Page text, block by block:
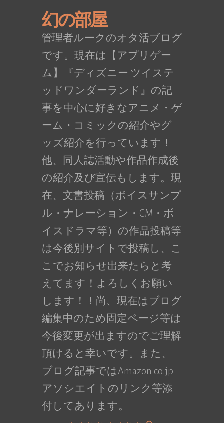
幻の部屋
管理者ルークのオタ活ブログ
です。現在は【アプリゲー
ム】『ディズニー ツイステ
ッドワンダーランド』の記
事を中心に好きなアニメ・ゲ
ーム・コミックの紹介やグ
ッズ紹介を行っています！
他、同人誌活動や作品作成後
の紹介及び宣伝もします。現
在、文書投稿（ボイスサンプ
ル・ナレーション・CM・ボ
イスドラマ等）の作品投稿等
は今後別サイトで投稿し、こ
こでお知らせ出来たらと考
えてます！よろしくお願い
します！！尚、現在はブログ
編集中のため固定ページ等は
今後変更が出ますのでご理解
頂けると幸いです。また、
ブログ記事ではAmazon.co.jp
アソシエイトのリンク等添
付してあります。